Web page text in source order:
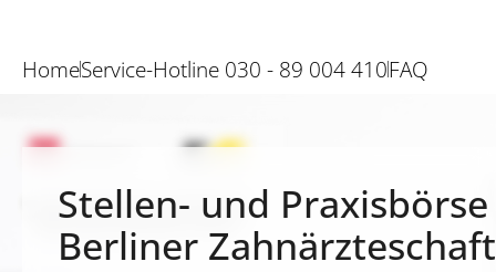
HomeService-Hotline 030 - 89 004 410FAQ
Stellen- und
Berliner Zahnärzteschaft